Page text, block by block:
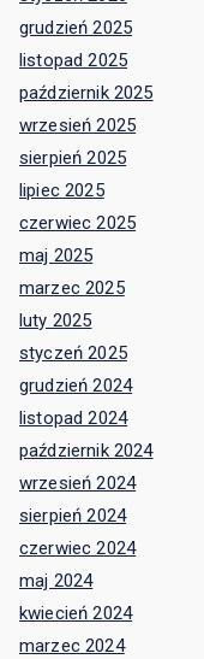
grudzień 2025
listopad 2025
październik 2025
wrzesień 2025
sierpień 2025
lipiec 2025
czerwiec 2025
maj 2025
marzec 2025
luty 2025
styczeń 2025
grudzień 2024
listopad 2024
październik 2024
wrzesień 2024
sierpień 2024
czerwiec 2024
maj 2024
kwiecień 2024
marzec 2024